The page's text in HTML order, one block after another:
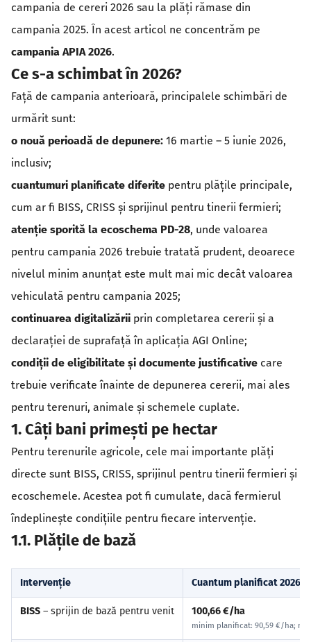
campania de cereri 2026 sau la plăți rămase din
campania 2025. În acest articol ne concentrăm pe
campania APIA 2026.
Ce s-a schimbat în 2026?
Față de campania anterioară, principalele schimbări de
urmărit sunt:
o nouă perioadă de depunere: 16 martie – 5 iunie 2026,
inclusiv;
cuantumuri planificate diferite pentru plățile principale,
cum ar fi BISS, CRISS și sprijinul pentru tinerii fermieri;
atenție sporită la ecoschema PD-28, unde valoarea
pentru campania 2026 trebuie tratată prudent, deoarece
nivelul minim anunțat este mult mai mic decât valoarea
vehiculată pentru campania 2025;
continuarea digitalizării prin completarea cererii și a
declarației de suprafață în aplicația AGI Online;
condiții de eligibilitate și documente justificative care
trebuie verificate înainte de depunerea cererii, mai ales
pentru terenuri, animale și schemele cuplate.
1. Câți bani primești pe hectar
Pentru terenurile agricole, cele mai importante plăți
directe sunt BISS, CRISS, sprijinul pentru tinerii fermieri și
ecoschemele. Acestea pot fi cumulate, dacă fermierul
îndeplinește condițiile pentru fiecare intervenție.
1.1. Plățile de bază
Intervenție Cuantum planificat 2026
BISS – sprijin de bază pentru venit 100,66 €/ha
minim planificat: 90,59 €/ha;